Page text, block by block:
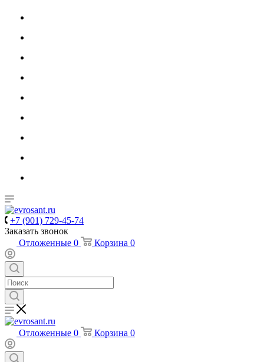
+7 (901) 729-45-74
Заказать звонок
Отложенные 0 Корзина 0
Отложенные 0 Корзина 0